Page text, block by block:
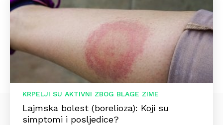
KRPELJI SU AKTIVNI ZBOG BLAGE ZIME
Lajmska bolest (borelioza): Koji su
simptomi i posljedice?